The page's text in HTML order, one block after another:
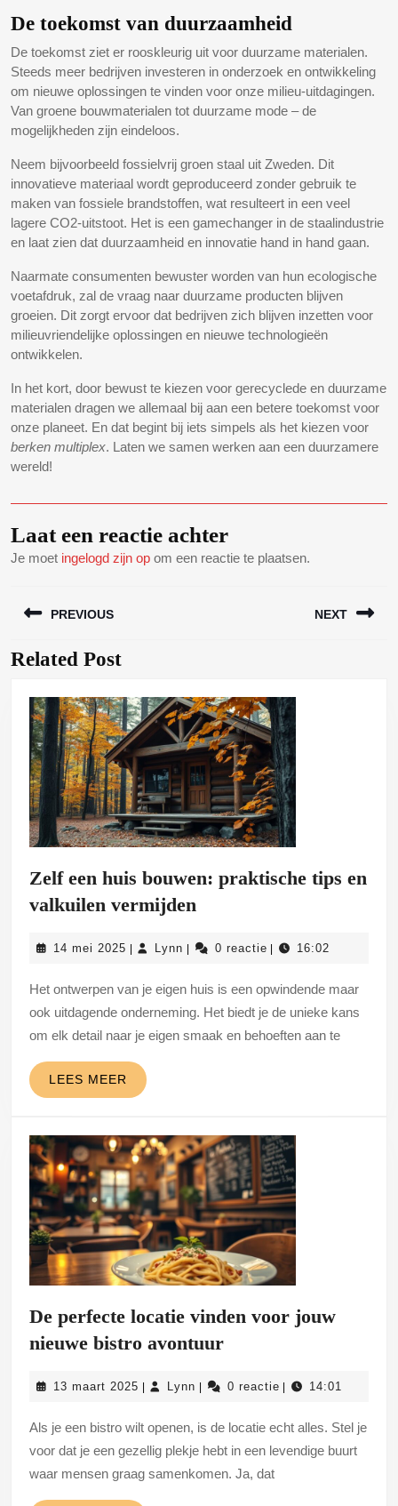
De toekomst van duurzaamheid
De toekomst ziet er rooskleurig uit voor duurzame materialen.
Steeds meer bedrijven investeren in onderzoek en ontwikkeling
om nieuwe oplossingen te vinden voor onze milieu-uitdagingen.
Van groene bouwmaterialen tot duurzame mode – de
mogelijkheden zijn eindeloos.
Neem bijvoorbeeld fossielvrij groen staal uit Zweden. Dit
innovatieve materiaal wordt geproduceerd zonder gebruik te
maken van fossiele brandstoffen, wat resulteert in een veel
lagere CO2-uitstoot. Het is een gamechanger in de staalindustrie
en laat zien dat duurzaamheid en innovatie hand in hand gaan.
Naarmate consumenten bewuster worden van hun ecologische
voetafdruk, zal de vraag naar duurzame producten blijven
groeien. Dit zorgt ervoor dat bedrijven zich blijven inzetten voor
milieuvriendelijke oplossingen en nieuwe technologieën
ontwikkelen.
In het kort, door bewust te kiezen voor gerecyclede en duurzame
materialen dragen we allemaal bij aan een betere toekomst voor
onze planeet. En dat begint bij iets simpels als het kiezen voor
berken multiplex. Laten we samen werken aan een duurzamere
wereld!
Laat een reactie achter
Je moet ingelogd zijn op om een reactie te plaatsen.
navigatie
PREVIOUS
Vorig
NEXT
Related Post
Zelf een huis bouwen: praktische tips en
valkuilen vermijden
huis
bouwen:
praktische
tips
14 mei 2025 14
2025
Lynn Lynn 0 reactie 16:02
Het ontwerpen van je eigen huis is een opwindende maar
ook uitdagende onderneming. Het biedt je de unieke kans
om elk detail naar je eigen smaak en behoeften aan te
LEES MEER LEES
MEER
De perfecte locatie vinden voor jouw
nieuwe bistro avontuurDe
locatie
vinden
voor
jouw
13 maart 2025 13
| Lynn Lynn
| 0 reactie | 14:01
Als je een bistro wilt openen, is de locatie echt alles. Stel je
voor dat je een gezellig plekje hebt in een levendige buurt
waar mensen graag samenkomen. Ja, dat